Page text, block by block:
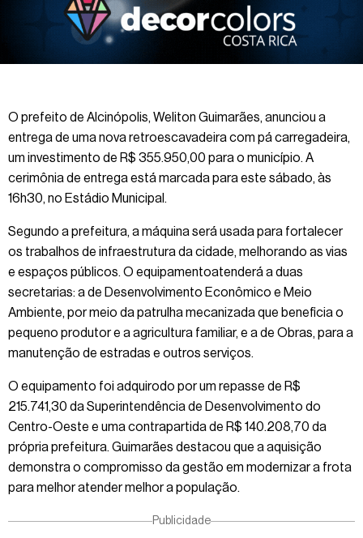
O prefeito de Alcinópolis, Weliton Guimarães, anunciou a
entrega de uma nova retroescavadeira com pá carregadeira,
um investimento de R$ 355.950,00 para o município. A
cerimônia de entrega está marcada para este sábado, às
16h30, no Estádio Municipal.
Segundo a prefeitura, a máquina será usada para fortalecer
os trabalhos de infraestrutura da cidade, melhorando as vias
e espaços públicos. O equipamentoatenderá a duas
secretarias: a de Desenvolvimento Econômico e Meio
Ambiente, por meio da patrulha mecanizada que beneficia o
pequeno produtor e a agricultura familiar, e a de Obras, para a
manutenção de estradas e outros serviços.
O equipamento foi adquirodo por um repasse de R$
215.741,30 da Superintendência de Desenvolvimento do
Centro-Oeste e uma contrapartida de R$ 140.208,70 da
própria prefeitura. Guimarães destacou que a aquisição
demonstra o compromisso da gestão em modernizar a frota
para melhor atender melhor a população.
Publicidade